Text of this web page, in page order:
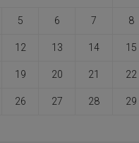
5 6 7 8
12 13 14 15
19 20 21 22
26 27 28 29